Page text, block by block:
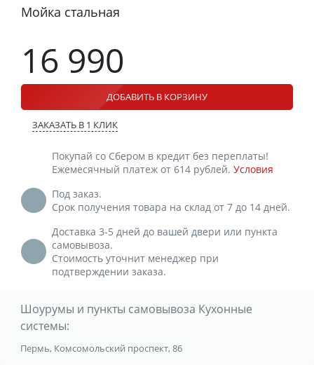
Мойка стальная
16 990
ДОБАВИТЬ В КОРЗИНУ
ЗАКАЗАТЬ В 1 КЛИК
Покупай со Сбером в кредит без переплаты!
Ежемесячный платеж от 614 рублей. Условия
Под заказ.
Срок получения товара на склад от 7 до 14 дней.
Доставка 3-5 дней до вашей двери или пункта
самовывоза.
Стоимость уточнит менеджер при
подтверждении заказа.
Шоурумы и пункты самовывоза Кухонные
системы:
Пермь, Комсомольский проспект, 86